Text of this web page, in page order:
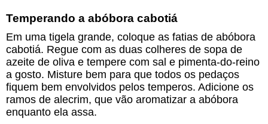
Temperando a abóbora cabotiá
Em uma tigela grande, coloque as fatias de abóbora
cabotiá. Regue com as duas colheres de sopa de
azeite de oliva e tempere com sal e pimenta-do-reino
a gosto. Misture bem para que todos os pedaços
fiquem bem envolvidos pelos temperos. Adicione os
ramos de alecrim, que vão aromatizar a abóbora
enquanto ela assa.